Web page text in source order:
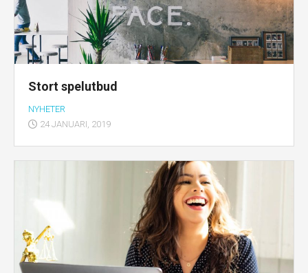
Stort spelutbud
NYHETER
24 JANUARI, 2019